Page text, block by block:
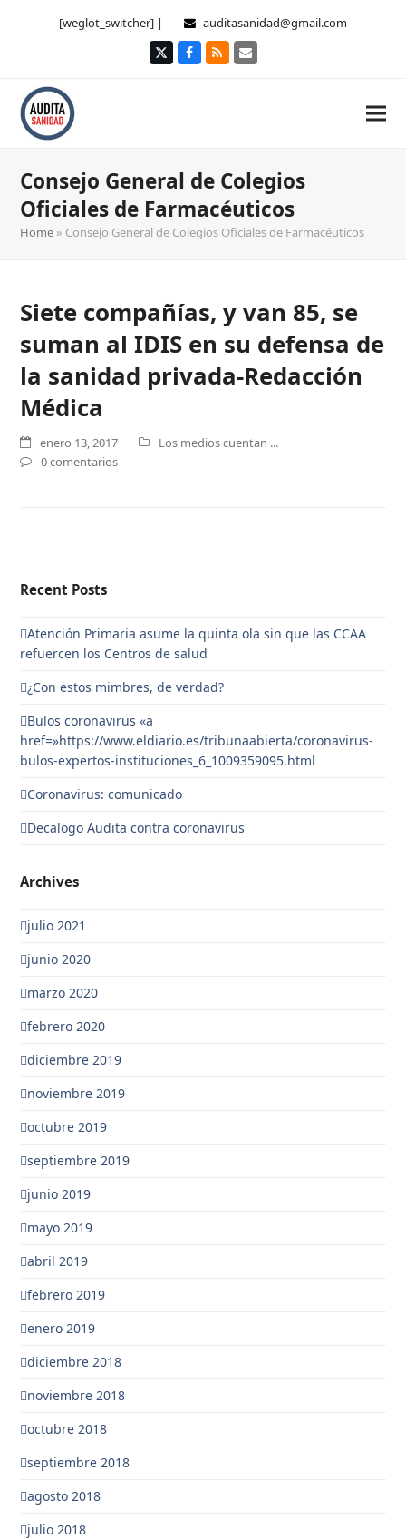
[weglot_switcher] | auditasanidad@gmail.com
TwitterFacebook
RSS Correo
Consejo General de Colegios
Oficiales de Farmacéuticos
Home » Consejo General de Colegios Oficiales de Farmacéuticos
Siete compañías, y van 85, se
suman al IDIS en su defensa de
la sanidad privada-Redacción
Médica
enero 13, 2017
Los medios cuentan ...
0 comentarios
Recent Posts
Atención Primaria asume la quinta ola sin que las CCAA
refuercen los Centros de salud
¿Con estos mimbres, de verdad?
Bulos coronavirus «a
href=»https://www.eldiario.es/tribunaabierta/coronavirus-
bulos-expertos-instituciones_6_1009359095.html
Coronavirus: comunicado
Decalogo Audita contra coronavirus
Archives
julio 2021
junio 2020
marzo 2020
febrero 2020
diciembre 2019
noviembre 2019
octubre 2019
septiembre 2019
junio 2019
mayo 2019
abril 2019
febrero 2019
enero 2019
diciembre 2018
noviembre 2018
octubre 2018
septiembre 2018
agosto 2018
julio 2018